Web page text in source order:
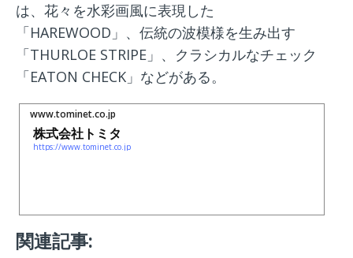
は、花々を水彩画風に表現した
「HAREWOOD」、伝統の波模様を生み出す
「THURLOE STRIPE」、クラシカルなチェック
「EATON CHECK」などがある。
www.tominet.co.jp
株式会社トミタ
https://www.tominet.co.jp
関連記事: